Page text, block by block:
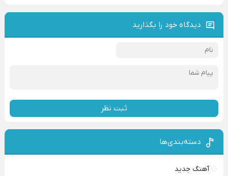
دیدگاه خود را بگذارید
ثبت نظر
دسته‌بندی‌ها
آهنگ جدید